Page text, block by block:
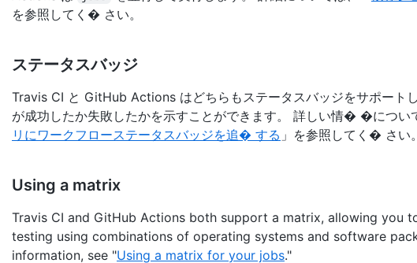
を参照してく� さい。
ステータスバッジ
Travis CI と GitHub Actions はどちらもステータスバッジをサポート
が成功したか失敗したかを示すことができます。 詳しい情� �につい
リにワークフローステータスバッジを追� する 」を参照してく� さい。
Using a matrix
Travis CI and GitHub Actions both support a matrix, allowing you
testing using combinations of operating systems and software
information, see "Using a matrix for your jobs."